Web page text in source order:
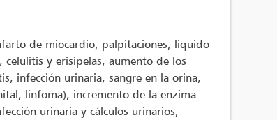
de miocardio, palpitaciones, liquido
y erisipelas, aumento de los
infección urinaria, sangre en la orina,
linfoma), incremento de la enzima
urinaria y cálculos urinarios,